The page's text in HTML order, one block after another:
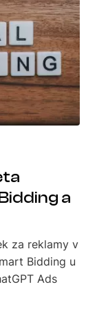
a
za reklamy v
Bidding u
Ads